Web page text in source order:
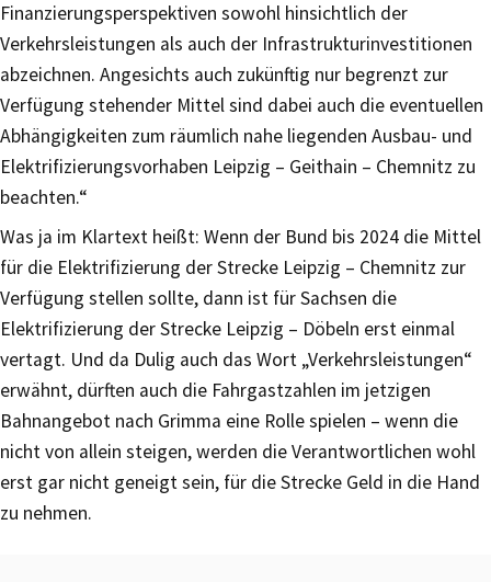
Finanzierungsperspektiven sowohl hinsichtlich der
Verkehrsleistungen als auch der Infrastrukturinvestitionen
abzeichnen. Angesichts auch zukünftig nur begrenzt zur
Verfügung stehender Mittel sind dabei auch die eventuellen
Abhängigkeiten zum räumlich nahe liegenden Ausbau- und
Elektrifizierungsvorhaben Leipzig – Geithain – Chemnitz zu
beachten.“
Was ja im Klartext heißt: Wenn der Bund bis 2024 die Mittel
für die Elektrifizierung der Strecke Leipzig – Chemnitz zur
Verfügung stellen sollte, dann ist für Sachsen die
Elektrifizierung der Strecke Leipzig – Döbeln erst einmal
vertagt. Und da Dulig auch das Wort „Verkehrsleistungen“
erwähnt, dürften auch die Fahrgastzahlen im jetzigen
Bahnangebot nach Grimma eine Rolle spielen – wenn die
nicht von allein steigen, werden die Verantwortlichen wohl
erst gar nicht geneigt sein, für die Strecke Geld in die Hand
zu nehmen.